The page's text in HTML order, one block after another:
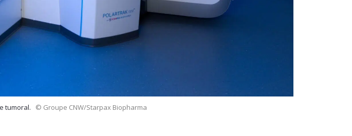
tumoral. © Groupe CNW/Starpax Biopharma